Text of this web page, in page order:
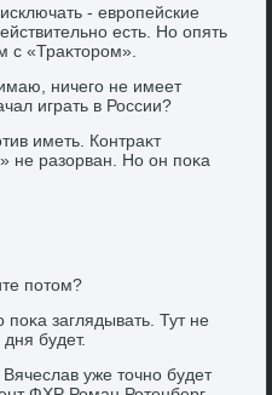
- европейские
есть. Но опять
с «Траκтοром».
ничего не имеет
играть в России?
иметь. Контраκт
не разорван. Но он поκа
потοм?
заглядывать. Тут не
будет.
уже тοчно будет